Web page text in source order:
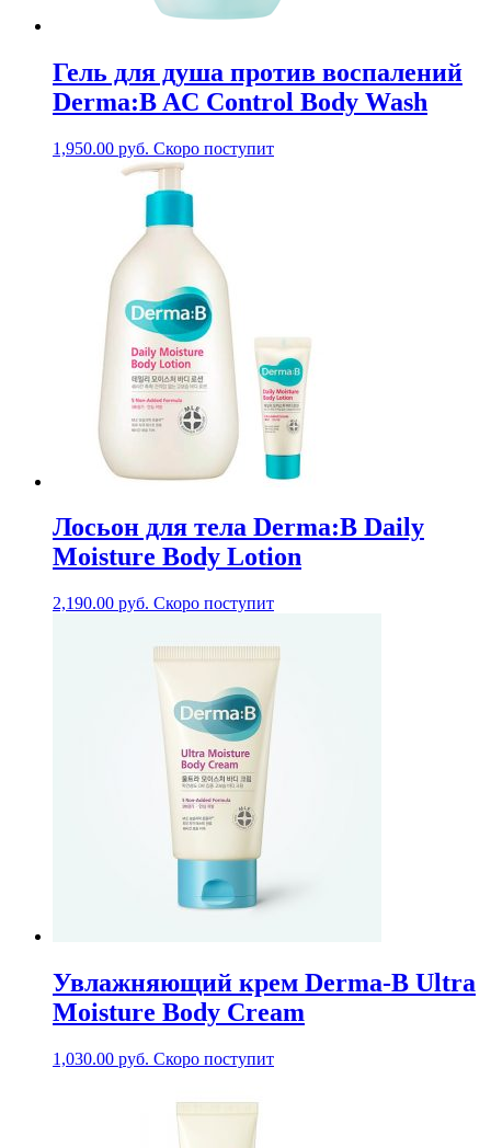
Гель для душа против воспалений
Derma:B AC Control Body Wash
1,950.00 руб. Скоро поступит
Лосьон для тела Derma:B Daily
Moisture Body Lotion
2,190.00 руб. Скоро поступит
Увлажняющий крем Derma-B Ultra
Moisture Body Cream
1,030.00 руб. Скоро поступит